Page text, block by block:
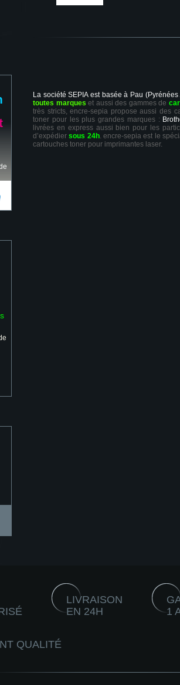
La société SEPIA est basée à Pau
toutes marques et aussi des gammes de
très stricts, encre-sepia propose aussi des
toner pour les plus grandes marques :
livrées en express aussi bien pour les
d’expédiersous 24h. encre-sepia est le
cartouches toner pour imprimantes laser.
LIVRAISON
EN 24H
1
QUALITÉ